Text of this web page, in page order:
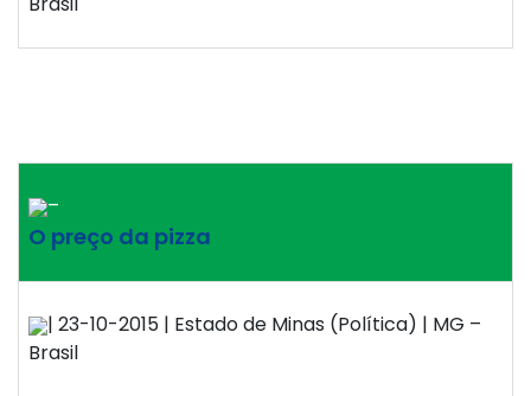
–
O preço da pizza
| 23-10-2015 | Estado de Minas (Política) | MG –
Brasil